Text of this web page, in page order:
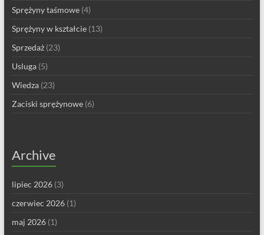
Sprężyny taśmowe(4)
Sprężyny w kształcie(13)
Sprzedaż(23)
Usluga(5)
Wiedza(23)
Zaciski sprężynowe(6)
Archive
lipiec 2026(3)
czerwiec 2026(1)
maj 2026(1)